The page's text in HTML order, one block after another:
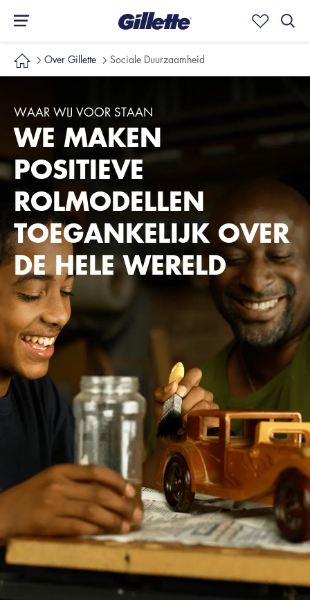
Over Gillette Sociale Duurzaamheid
WAAR WIJ VOOR STAAN
WE MAKEN
POSITIEVE
ROLMODELLEN
TOEGANKELIJK OVER
DE HELE WERELD